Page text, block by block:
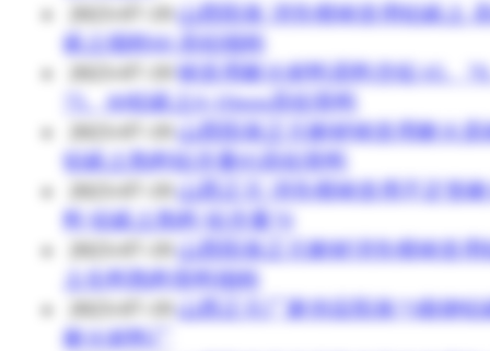
山西阳泉 消失模铸造用铝矾土
矾土细粉60 高铝细粉
铸造用耐火材料原料含铝 65、
75、80铝矾土0-10mm高铝骨料
山西阳泉正元耐材铸造用耐火原
铝矾土熟料铝含量85高铝骨料
山西正元 消失模铸造用不定形
料 铝矾土熟料 铝含量70
山西阳泉正元耐材消失模铸造用
土生料熟料骨料细粉
山西正元厂家供应阳泉75煅烧铝
耐火材料厂